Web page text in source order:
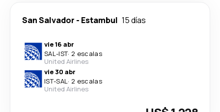
San Salvador - Estambul 15 días
vie 16 abr
SAL-IST· 2 escalas
United Airlines
vie 30 abr
IST-SAL· 2 escalas
United Airlines